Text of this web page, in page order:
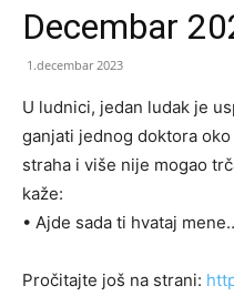
Decembar
1.decembar 2023
U ludnici, jedan ludak je
ganjati jednog doktora
straha i više nije mogao
kaže:
• Ajde sada ti hvataj
Pročitajte još na strani: